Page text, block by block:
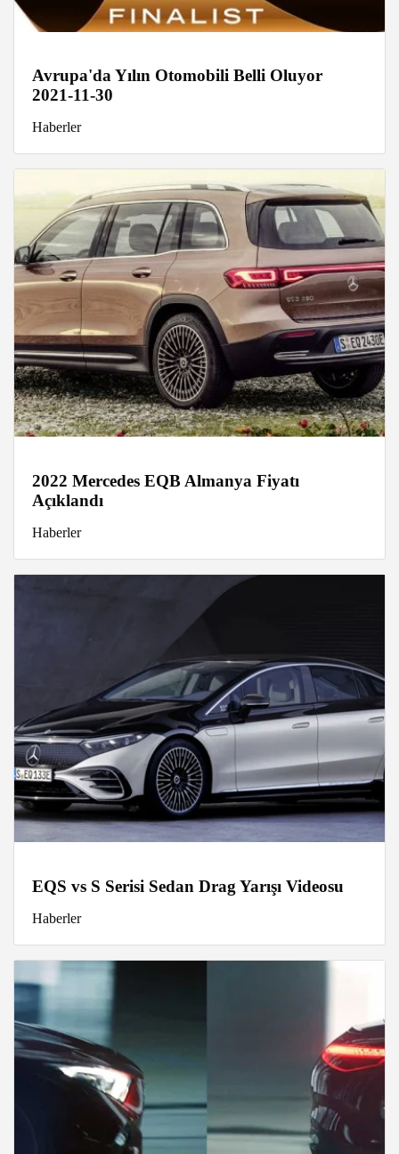
Avrupa'da Yılın Otomobili Belli Oluyor
2021-11-30
Haberler
2022 Mercedes EQB Almanya Fiyatı
Açıklandı
Haberler
EQS vs S Serisi Sedan Drag Yarışı Videosu
Haberler